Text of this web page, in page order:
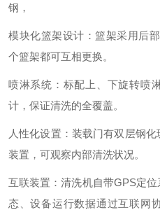
钢，
模块化篮架设计：篮架采用后
个篮架都可互相更换。
喷淋系统：标配上、下旋转喷
计，保证清洗的全覆盖。
人性化设置：装载门有双层钢
装置，可观察内部清洗状况。
互联装置：清洗机自带GPS定
态、设备运行数据通过互联网